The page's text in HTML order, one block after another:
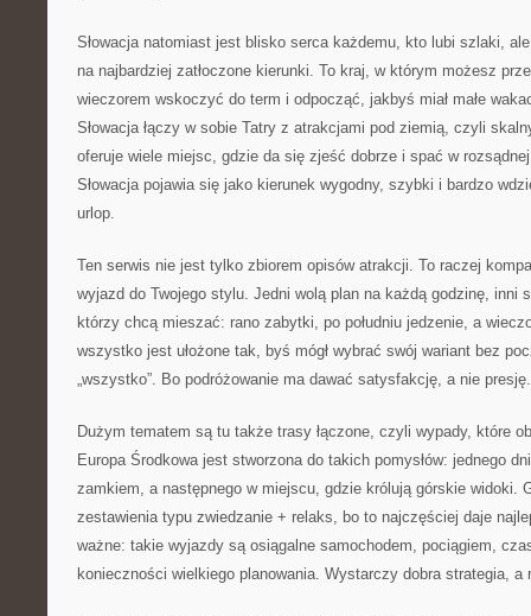
Słowacja natomiast jest blisko serca każdemu, kto lubi szlaki,
na najbardziej zatłoczone kierunki. To kraj, w którym możesz
wieczorem wskoczyć do term i odpocząć, jakbyś miał małe
Słowacja łączy w sobie Tatry z atrakcjami pod ziemią, czyli
oferuje wiele miejsc, gdzie da się zjeść dobrze i spać w
Słowacja pojawia się jako kierunek wygodny, szybki i bardzo
urlop.
Ten serwis nie jest tylko zbiorem opisów atrakcji. To raczej
wyjazd do Twojego stylu. Jedni wolą plan na każdą godzinę, inni
którzy chcą mieszać: rano zabytki, po południu jedzenie, a
wszystko jest ułożone tak, byś mógł wybrać swój wariant bez
„wszystko”. Bo podróżowanie ma dawać satysfakcję, a nie presję.
Dużym tematem są tu także trasy łączone, czyli wypady, które
Europa Środkowa jest stworzona do takich pomysłów: jednego
zamkiem, a następnego w miejscu, gdzie królują górskie widoki.
zestawienia typu zwiedzanie + relaks, bo to najczęściej daje
ważne: takie wyjazdy są osiągalne samochodem, pociągiem,
konieczności wielkiego planowania. Wystarczy dobra strategia,